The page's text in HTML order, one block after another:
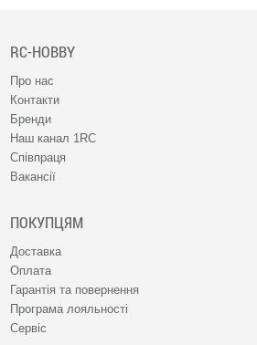
RC-HOBBY
Про нас
Контакти
Бренди
Наш канал 1RC
Співпраця
Вакансії
ПОКУПЦЯМ
Доставка
Оплата
Гарантія та повернення
Програма лояльності
Сервіс